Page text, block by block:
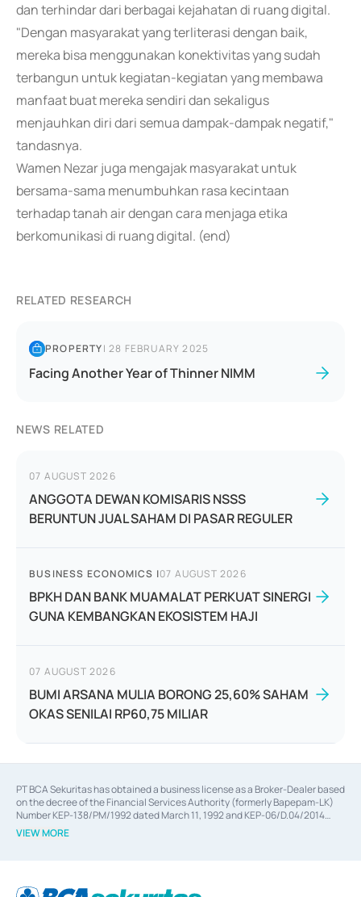
dan terhindar dari berbagai kejahatan di ruang digital.
"Dengan masyarakat yang terliterasi dengan baik,
mereka bisa menggunakan konektivitas yang sudah
terbangun untuk kegiatan-kegiatan yang membawa
manfaat buat mereka sendiri dan sekaligus
menjauhkan diri dari semua dampak-dampak negatif,"
tandasnya.
Wamen Nezar juga mengajak masyarakat untuk
bersama-sama menumbuhkan rasa kecintaan
terhadap tanah air dengan cara menjaga etika
berkomunikasi di ruang digital. (end)
RELATED RESEARCH
PROPERTY|28 FEBRUARY 2025
Facing Another Year of Thinner NIMM
NEWS RELATED
07 AUGUST 2026
ANGGOTA DEWAN KOMISARIS NSSS
BERUNTUN JUAL SAHAM DI PASAR REGULER
BUSINESS ECONOMICS |07 AUGUST 2026
BPKH DAN BANK MUAMALAT PERKUAT SINERGI
GUNA KEMBANGKAN EKOSISTEM HAJI
07 AUGUST 2026
BUMI ARSANA MULIA BORONG 25,60% SAHAM
OKAS SENILAI RP60,75 MILIAR
PT BCA Sekuritas has obtained a business license as a Broker-Dealer based
on the decree of the Financial Services Authority (formerly Bapepam-LK)
Number KEP-138/PM/1992 dated March 11, 1992 and KEP-06/D.04/2014
dated February 28, 2014, a business license as an Underwriter based on the
decree of the Financial Services Authority Number KEP-12/PM/PEE/1997
Financial Services Authority Number S-67/PM.21/2014 dated February 28,
VIEW MORE